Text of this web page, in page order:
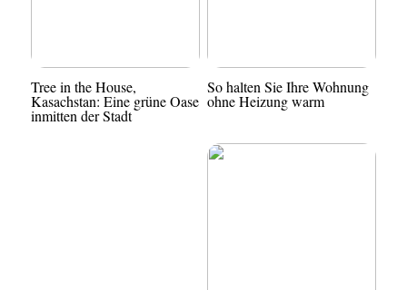
Tree in the House,
Kasachstan: Eine grüne Oase
inmitten der Stadt
So halten Sie Ihre Wohnung
ohne Heizung warm